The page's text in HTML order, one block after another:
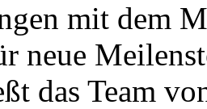
mit dem
neue
das Team